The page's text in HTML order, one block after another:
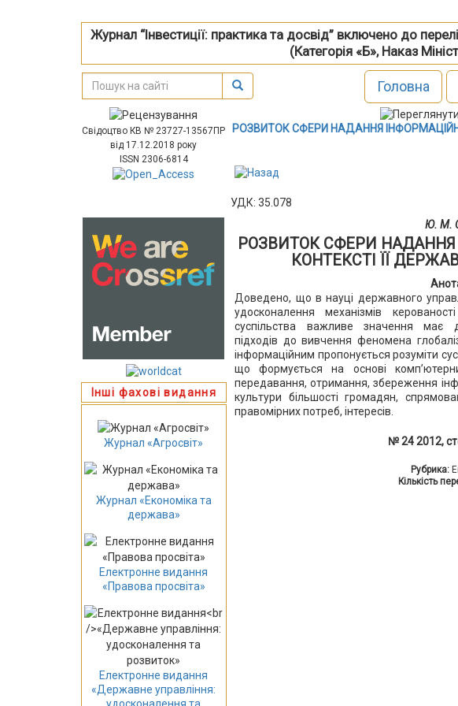
Журнал “Інвестиції: практика та досвід” включено до
(Категорія «Б», Наказ
Головна
Свідоцтво КВ № 23727-13567ПР
від 17.12.2018 року
ISSN 2306-6814
Інші фахові видання
Журнал «Агросвіт»
Журнал «Економіка та
держава»
Електронне видання
«Правова просвіта»
Електронне видання
«Державне управління:
РОЗВИТОК СФЕРИ НАДАННЯ
УДК: 35.078
Ю. М.
РОЗВИТОК СФЕРИ
КОНТЕКСТІ ЇЇ
Доведено, що в науці державного
удосконалення механізмів
суспільства важливе значення має
підходів до вивчення феномена
інформаційним пропонується розуміти
що формується на основі
передавання, отримання, збереження
культури більшості громадян,
правомірних потреб, інтересів.
№ 24 2012,
Рубрика:
Кількість